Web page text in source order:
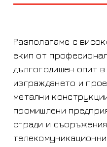
Разполагаме с
екип от
дългогодишен опит
изграждането и
метални
промишлени
сгради и съоръжения,